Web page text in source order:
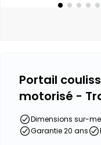
Portail
motorisé -
Dimensions sur-
Garantie 20 ans